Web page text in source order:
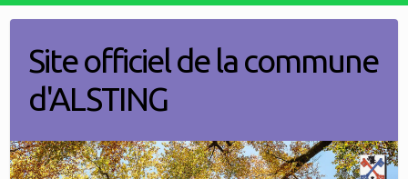
contentSite officiel de la commune
d'ALSTING